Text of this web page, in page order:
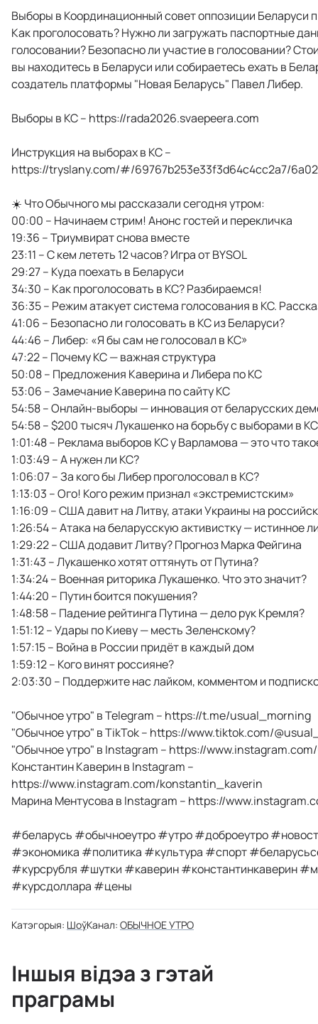
Выборы в Координационный совет оппозиции Беларуси
Как проголосовать? Нужно ли загружать паспортные
голосовании? Безопасно ли участие в голосовании?
вы находитесь в Беларуси или собираетесь ехать в
создатель платформы "Новая Беларусь" Павел Либер.
Выборы в КС – https://rada2026.svaepeera.com
Инструкция на выборах в КС –
https://tryslany.com/#/69767b253e33f3d64c4cc2a7/
☀️ Что Обычного мы рассказали сегодня утром:
00:00 – Начинаем стрим! Анонс гостей и перекличка
19:36 – Триумвират снова вместе
23:11 – С кем лететь 12 часов? Игра от BYSOL
29:27 – Куда поехать в Беларуси
34:30 – Как проголосовать в КС? Разбираемся!
36:35 – Режим атакует система голосования в КС.
41:06 – Безопасно ли голосовать в КС из Беларуси?
44:46 – Либер: «Я бы сам не голосовал в КС»
47:22 – Почему КС — важная структура
50:08 – Предложения Каверина и Либера по КС
53:06 – Замечание Каверина по сайту КС
54:58 – Онлайн-выборы — инновация от беларусских
54:58 – $200 тысяч Лукашенко на борьбу с выборами в КС
1:01:48 – Реклама выборов КС у Варламова — это что
1:03:49 – А нужен ли КС?
1:06:07 – За кого бы Либер проголосовал в КС?
1:13:03 – Ого! Кого режим признал «экстремистским»
1:16:09 – США давит на Литву, атаки Украины на
1:26:54 – Атака на беларусскую активистку — истинное
1:29:22 – США додавит Литву? Прогноз Марка Фейгина
1:31:43 – Лукашенко хотят оттянуть от Путина?
1:34:24 – Военная риторика Лукашенко. Что это значит?
1:44:20 – Путин боится покушения?
1:48:58 – Падение рейтинга Путина — дело рук Кремля?
1:51:12 – Удары по Киеву — месть Зеленскому?
1:57:15 – Война в России придёт в каждый дом
1:59:12 – Кого винят россияне?
2:03:30 – Поддержите нас лайком, комментом и
"Обычное утро" в Telegram – https://t.me/usual_morning
"Обычное утро" в TikTok – https://www.tiktok.com/
"Обычное утро" в Instagram – https://
Константин Каверин в Instagram –
https://www.instagram.com/konstantin_kaverin
Марина Ментусова в Instagram – https://
#беларусь #обычноеутро #утро #доброеутро
#экономика #политика #культура #спорт
#курсрубля #шутки #каверин #константинкаверин
#курсдоллара #цены
Катэгорыя: ШоўКанал: ОБЫЧНОЕ УТРО
Іншыя відэа з гэтай
праграмы